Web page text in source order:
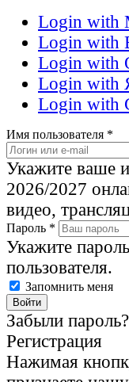
Login with
Login with
Login with
Login with
Login with
Имя пользователя *
Укажите ваше
2026/2027
видео,
Пароль *
Укажите
пользователя.
Запомнить меня
Забыли пароль?
Регистрация
Нажимая